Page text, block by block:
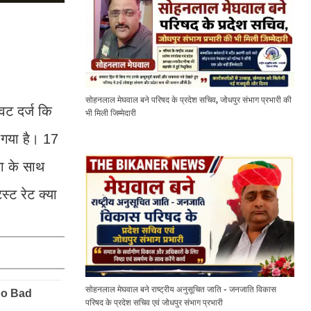
दर्ज कि
है। 17
के साथ
रेट क्या
सोहनलाल मेघवाल बने परिषद के प्रदेश सचिव, जोधपुर संभाग प्रभारी की
भी मिली जिम्मेदारी
सोहनलाल मेघवाल बने राष्ट्रीय अनुसूचित जाति - जनजाति विकास
परिषद के प्रदेश सचिव एवं जोधपुर संभाग प्रभारी